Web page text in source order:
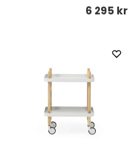
6 295 kr